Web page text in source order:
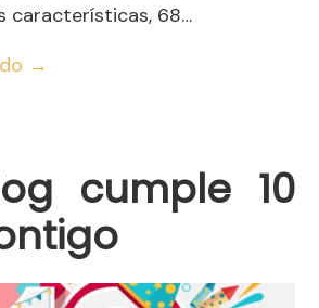
características, 68…
→
cumple 10